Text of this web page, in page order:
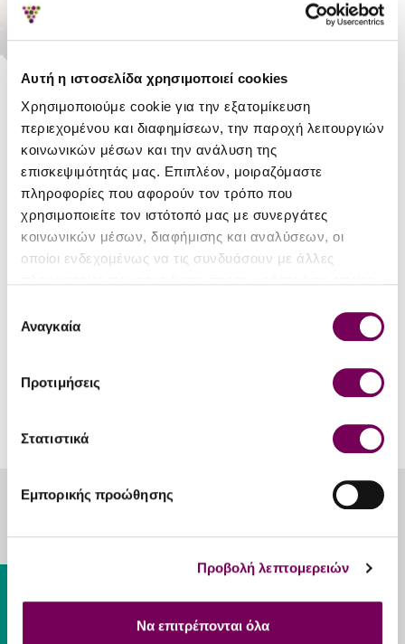
Αυτή η ιστοσελίδα χρησιμοποιεί cookies
Χρησιμοποιούμε cookie για την εξατομίκευση
περιεχομένου και διαφημίσεων, την παροχή λειτουργιών
κοινωνικών μέσων και την ανάλυση της
επισκεψιμότητάς μας. Επιπλέον, μοιραζόμαστε
πληροφορίες που αφορούν τον τρόπο που
χρησιμοποιείτε τον ιστότοπό μας με συνεργάτες
κοινωνικών μέσων, διαφήμισης και αναλύσεων, οι
οποίοι ενδεχομένως να τις συνδυάσουν με άλλες
των υπηρεσιών τους.
συγκατάθεσης
Αναγκαία
Προτιμήσεις
Στατιστικά
Εμπορικής προώθησης
Προβολή λεπτομερειών
Να επιτρέπονται όλα
Stock:In Stock
Reward Points: 5
Ex Tax: 15.00€
ADD TO CART
DETAILS
0.7